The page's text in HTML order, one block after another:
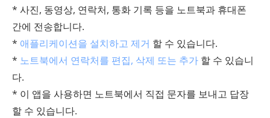
* 사진, 동영상, 연락처, 통화 기록 등을 노트북과 휴대폰
간에 전송합니다.
* 애플리케이션을 설치하고 제거 할 수 있습니다.
* 노트북에서 연락처를 편집, 삭제 또는 추가 할 수 있습니
다.
* 이 앱을 사용하면 노트북에서 직접 문자를 보내고 답장
할 수 있습니다.